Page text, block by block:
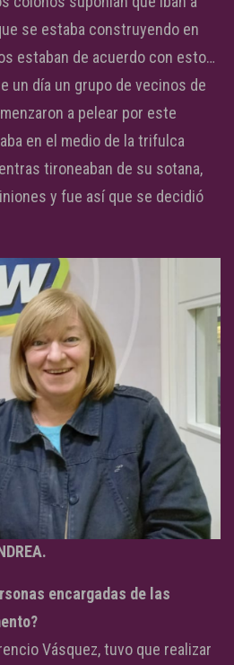
se estaba construyendo en
estaban de acuerdo con esto…
un día un grupo de vecinos de
a pelear por este
en el medio de la trifulca
tironeaban de su sotana,
y fue así que se decidió
encargadas de las
Vásquez, tuvo que realizar